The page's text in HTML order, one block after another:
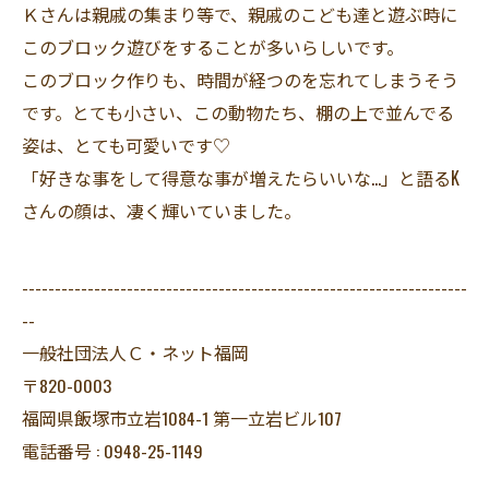
Ｋさんは親戚の集まり等で、親戚のこども達と遊ぶ時に​​​​
このブロック遊びをすることが多いらしいです。
このブロック作りも、時間が経つのを忘れてしまうそう
です。とても小さい、この動物たち、棚の上で並んでる
姿は、とても可愛いです♡
「好きな事をして得意な事が増えたらいいな…」と語るK
さんの顔は、凄く輝いていました。
--------------------------------------------------------------------
--
一般社団法人Ｃ・ネット福岡
〒820-0003
福岡県飯塚市立岩1084-1 第一立岩ビル107
電話番号 : 0948-25-1149